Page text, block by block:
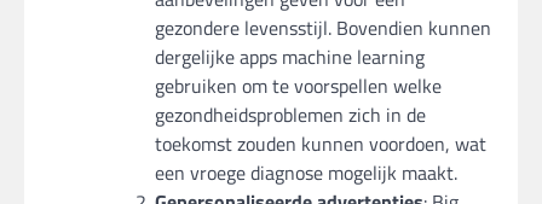
gezondere levensstijl. Bovendien kunnen
dergelijke apps machine learning
gebruiken om te voorspellen welke
gezondheidsproblemen zich in de
toekomst zouden kunnen voordoen, wat
een vroege diagnose mogelijk maakt.